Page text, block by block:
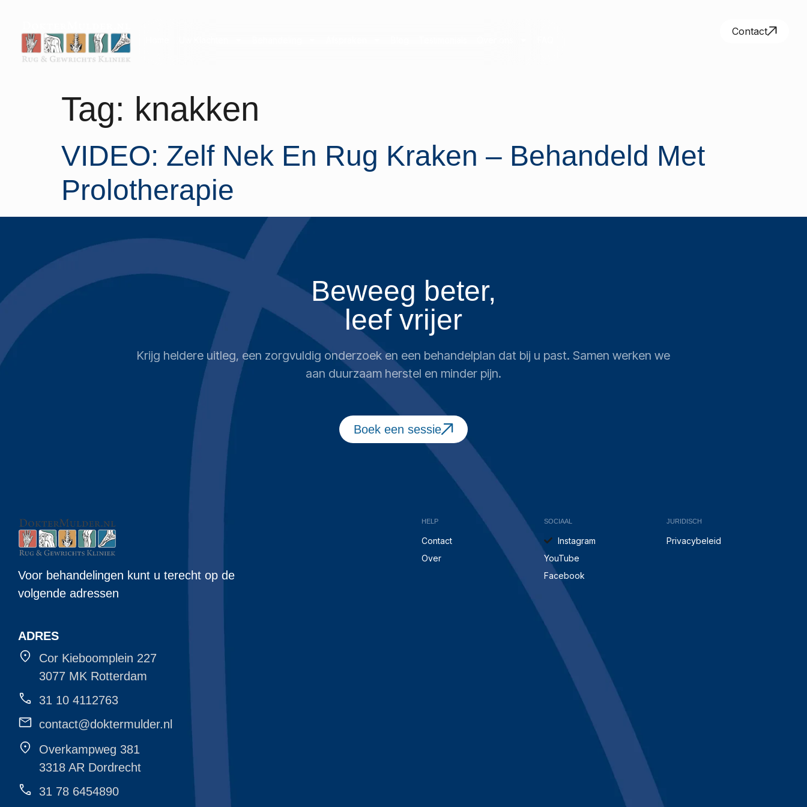
Contact
Tag: knakken
VIDEO: Zelf Nek En Rug Kraken – Behandeld Met
Prolotherapie
Beweeg beter,
leef vrijer
Krijg heldere uitleg, een zorgvuldig onderzoek en een behandelplan dat bij u past. Samen werken we
aan duurzaam herstel en minder pijn.
Boek een sessie
Voor behandelingen kunt u terecht op de
volgende adressen
ADRES
Cor Kieboomplein 227
3077 MK Rotterdam
31 10 4112763
contact@doktermulder.nl
Overkampweg 381
3318 AR Dordrecht
31 78 6454890
HELP
Contact
Over
SOCIAAL
Instagram
YouTube
Facebook
JURIDISCH
Privacybeleid